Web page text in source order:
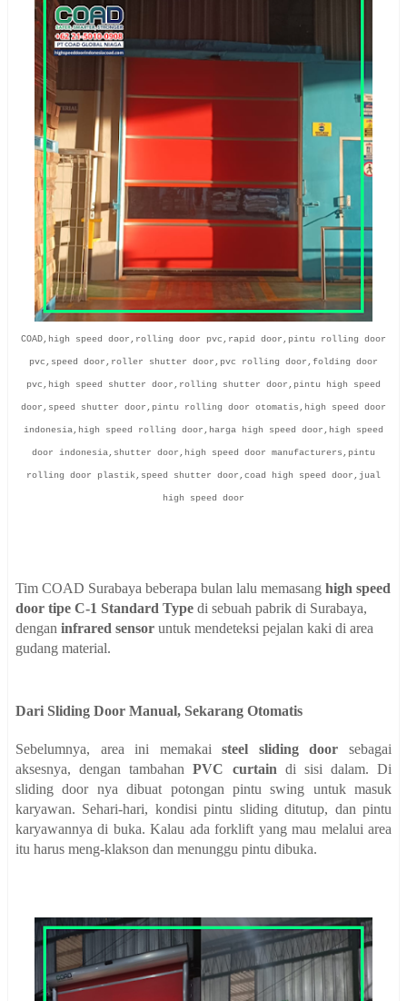
COAD,high speed door,rolling door pvc,rapid door,pintu rolling door
pvc,speed door,roller shutter door,pvc rolling door,folding door
pvc,high speed shutter door,rolling shutter door,pintu high speed
door,speed shutter door,pintu rolling door otomatis,high speed door
indonesia,high speed rolling door,harga high speed door,high speed
door indonesia,shutter door,high speed door manufacturers,pintu
rolling door plastik,speed shutter door,coad high speed door,jual
high speed door
Tim COAD Surabaya beberapa bulan lalu memasang high speed
door tipe C-1 Standard Type di sebuah pabrik di Surabaya,
dengan infrared sensor untuk mendeteksi pejalan kaki di area
gudang material.
Dari Sliding Door Manual, Sekarang Otomatis
Sebelumnya, area ini memakaisteel sliding door sebagai
aksesnya, dengan tambahanPVC curtain di sisi dalam. Di
sliding door nya dibuat potongan pintu swing untuk masuk
karyawan. Sehari-hari, kondisi pintu sliding ditutup, dan pintu
karyawannya di buka. Kalau ada forklift yang mau melalui area
itu harus meng-klakson dan menunggu pintu dibuka.